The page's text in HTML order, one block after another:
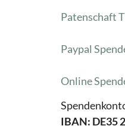
Patenschaft
Paypal
Online
IBAN: DE35